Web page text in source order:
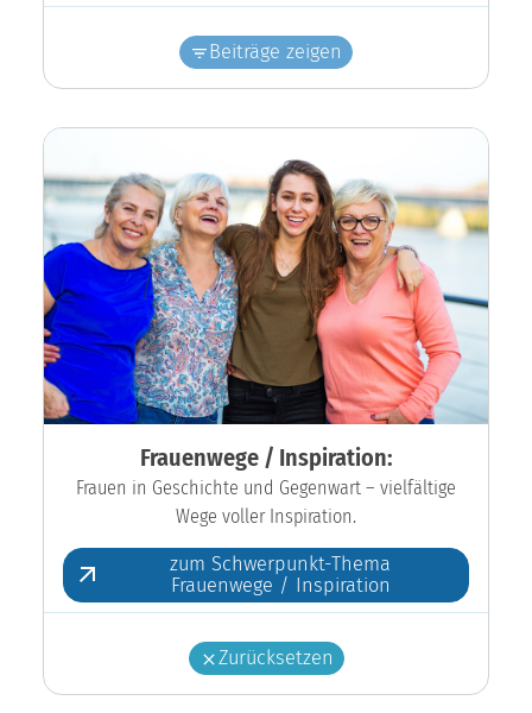
Beiträge zeigen
Frauenwege / Inspiration:
Frauen in Geschichte und Gegenwart – vielfältige
Wege voller Inspiration.
zum Schwerpunkt-Thema
Frauenwege / Inspiration
Zurücksetzen